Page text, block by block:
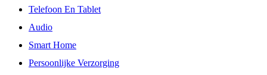
Telefoon En Tablet
Audio
Smart Home
Persoonlijke Verzorging